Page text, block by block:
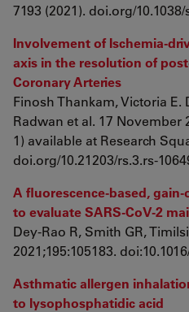
7193 (2021). doi.org/10.1038/
Involvement of Ischemia-
axis in the resolution of
Coronary Arteries
Finosh Thankam, Victoria
Radwan et al. 17 November
1) available at Research
doi.org/10.21203/rs.3.rs-
A fluorescence-based,
to evaluate SARS-CoV-2
Dey-Rao R, Smith GR,
2021;195:105183.
Asthmatic allergen
to lysophosphatidic acid